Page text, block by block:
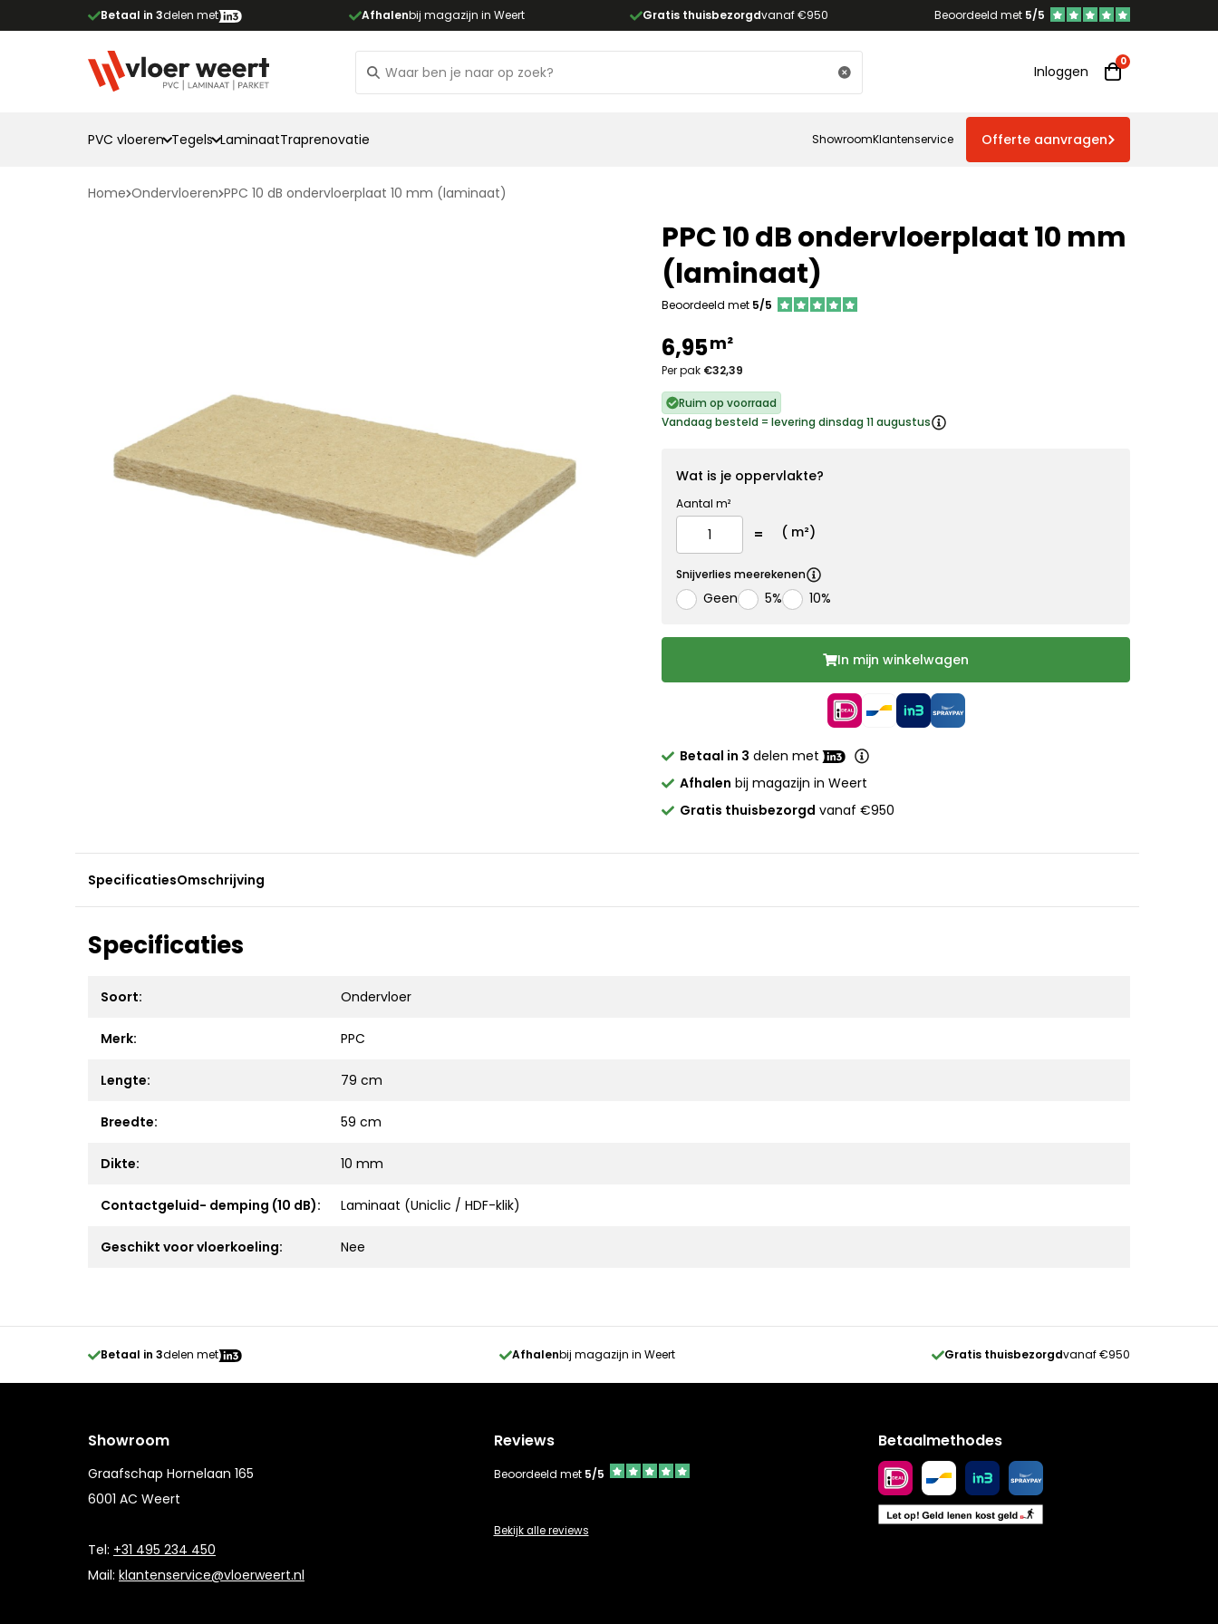
Betaal in 3delen met Afhalenbij magazijn in Weert Gratis thuisbezorgdvanaf €950 Beoordeeld met 5/5
Inloggen
PVC vloeren Tegels LaminaatTraprenovatie ShowroomKlantenservice Offerte aanvragen
Home Ondervloeren PPC 10 dB ondervloerplaat 10 mm (laminaat)
PPC 10 dB ondervloerplaat 10 mm
(laminaat)
Beoordeeld met 5/5
6,95m²
Per pak €32,39
Ruim op voorraad
Vandaag besteld = levering dinsdag 11 augustus
Wat is je oppervlakte?
Aantal m²
( m²)
Snijverlies meerekenen
Geen 5% 10%
In mijn winkelwagen
Betaal in 3 delen met
Afhalen bij magazijn in Weert
Gratis thuisbezorgd vanaf €950
SpecificatiesOmschrijving
Specificaties
Soort: Ondervloer
Merk: PPC
Lengte: 79 cm
Breedte: 59 cm
Dikte: 10 mm
Contactgeluid- demping (10 dB): Laminaat (Uniclic / HDF-klik)
Geschikt voor vloerkoeling: Nee
Betaal in 3delen met Afhalenbij magazijn in Weert Gratis thuisbezorgdvanaf €950
Showroom
Graafschap Hornelaan 165
6001 AC Weert
Tel: +31 495 234 450
Mail: klantenservice@vloerweert.nl
Reviews
Beoordeeld met 5/5
Bekijk alle reviews
Betaalmethodes